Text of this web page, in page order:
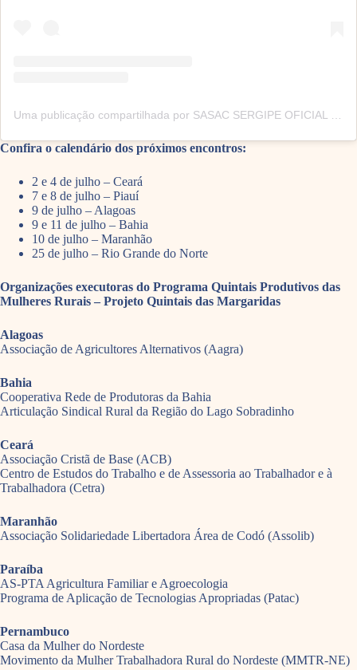
Confira o calendário dos próximos encontros:
2 e 4 de julho – Ceará
7 e 8 de julho – Piauí
9 de julho – Alagoas
9 e 11 de julho – Bahia
10 de julho – Maranhão
25 de julho – Rio Grande do Norte
Organizações executoras do Programa Quintais Produtivos das
Mulheres Rurais – Projeto Quintais das Margaridas
Alagoas
Associação de Agricultores Alternativos (Aagra)
Bahia
Cooperativa Rede de Produtoras da Bahia
Articulação Sindical Rural da Região do Lago Sobradinho
Ceará
Associação Cristã de Base (ACB)
Centro de Estudos do Trabalho e de Assessoria ao Trabalhador e à
Trabalhadora (Cetra)
Maranhão
Associação Solidariedade Libertadora Área de Codó (Assolib)
Paraíba
AS-PTA Agricultura Familiar e Agroecologia
Programa de Aplicação de Tecnologias Apropriadas (Patac)
Pernambuco
Casa da Mulher do Nordeste
Movimento da Mulher Trabalhadora Rural do Nordeste (MMTR-NE)